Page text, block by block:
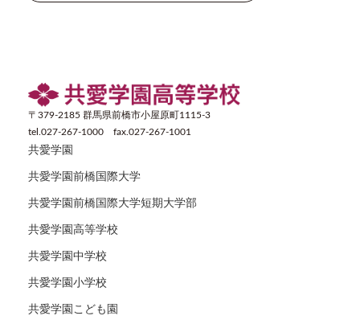
〒379-2185 群馬県前橋市小屋原町1115-3
tel.027-267-1000 fax.027-267-1001
共愛学園
共愛学園前橋国際大学
共愛学園前橋国際大学短期大学部
共愛学園高等学校
共愛学園中学校
共愛学園小学校
共愛学園こども園